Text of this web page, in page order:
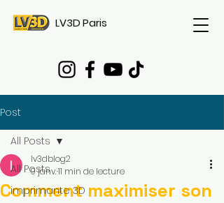
LV3D Paris
Post
All Posts
imprimante 3D
All Posts
Comment maximiser son
lv3dblog2
9 janv.11 min de lecture